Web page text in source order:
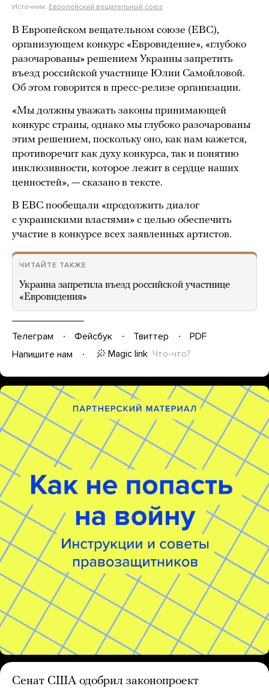
Источник: Европейский вещательный союз
В Европейском вещательном союзе (ЕВС),
организующем конкурс «Евровидение», «глубоко
разочарованы» решением Украины запретить
въезд российской участнице Юлии Самойловой.
Об этом говорится в пресс-релизе организации.
«Мы должны уважать законы принимающей
конкурс страны, однако мы глубоко разочарованы
этим решением, поскольку оно, как нам кажется,
противоречит как духу конкурса, так и понятию
инклюзивности, которое лежит в сердце наших
ценностей», — сказано в тексте.
В ЕВС пообещали «продолжить диалог
с украинскими властями» с целью обеспечить
участие в конкурсе всех заявленных артистов.
ЧИТАЙТЕ ТАКЖЕ
Украина запретила въезд российской участнице
«Евровидения»
Телеграм Фейсбук Твиттер
PDF
Напишите нам
Magic link Что-что?
Сенат США одобрил законопроект